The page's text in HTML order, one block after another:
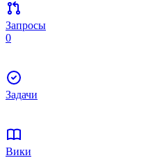
Запросы
0
Задачи
Вики